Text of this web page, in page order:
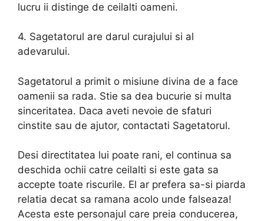
lucru ii distinge de ceilalti oameni.
4. Sagetatorul are darul curajului si al
adevarului.
Sagetatorul a primit o misiune divina de a face
oamenii sa rada. Stie sa dea bucurie si multa
sinceritatea. Daca aveti nevoie de sfaturi
cinstite sau de ajutor, contactati Sagetatorul.
Desi directitatea lui poate rani, el continua sa
deschida ochii catre ceilalti si este gata sa
accepte toate riscurile. El ar prefera sa-si piarda
relatia decat sa ramana acolo unde falseaza!
Acesta este personajul care preia conducerea,